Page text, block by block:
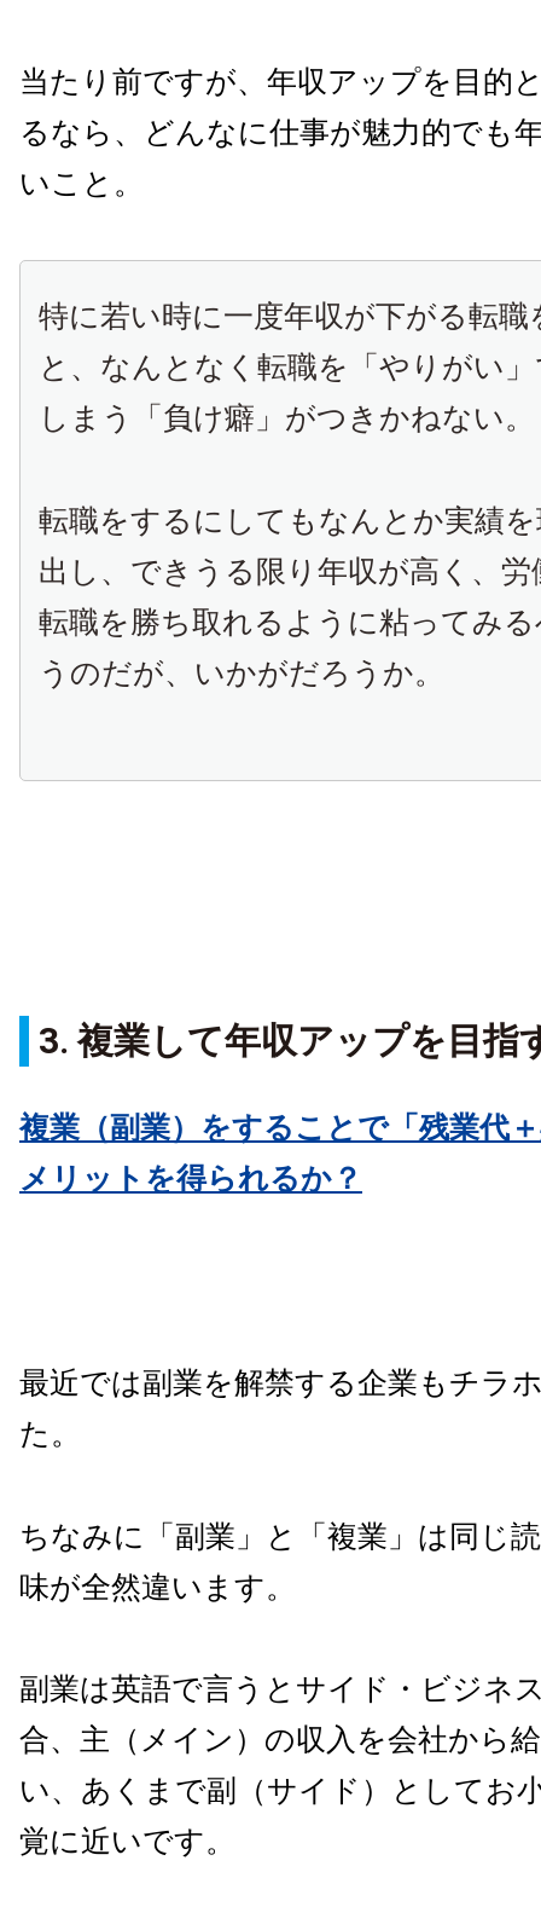
当たり前ですが、年収アップを目的
るなら、どんなに仕事が魅力的でも
いこと。
特に若い時に一度年収が下がる転
と、なんとなく転職を「やりがい
しまう「負け癖」がつきかねない。
転職をするにしてもなんとか実績
出し、できうる限り年収が高く、
転職を勝ち取れるように粘ってみ
うのだが、いかがだろうか。
3. 複業して年収アップを目指
複業（副業）をすることで「残業代
メリットを得られるか？
最近では副業を解禁する企業もチラ
た。
ちなみに「副業」と「複業」は同じ
味が全然違います。
副業は英語で言うとサイド・ビジネ
合、主（メイン）の収入を会社から
い、あくまで副（サイド）としてお
覚に近いです。